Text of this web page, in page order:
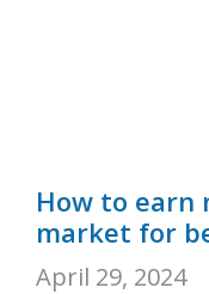
How to earn
market for
April 29, 2024